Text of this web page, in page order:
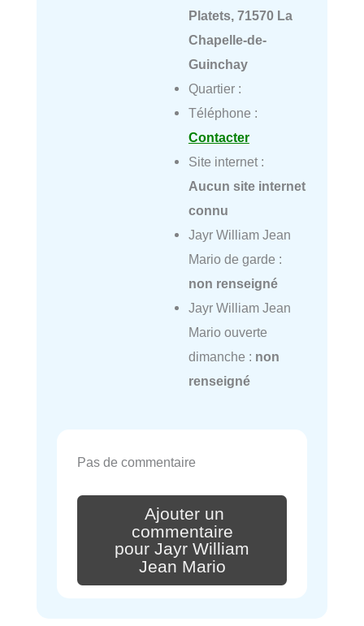
Platets, 71570 La
Chapelle-de-
Guinchay
Quartier :
Téléphone :
Contacter
Site internet :
Aucun site internet
connu
Jayr William Jean
Mario de garde :
non renseigné
Jayr William Jean
Mario ouverte
dimanche : non
renseigné
Pas de commentaire
Ajouter un
commentaire
pour Jayr William
Jean Mario